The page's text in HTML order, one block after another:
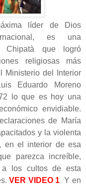
líder de Dios
es una
Chipatà que logró
religiosas más
Ministerio del Interior
Eduardo Moreno
lo que es hoy una
envidiable.
de María
y la violenta
en el interior de esa
parezca increíble,
los cultos de esta
VER VIDEO 1 Y en